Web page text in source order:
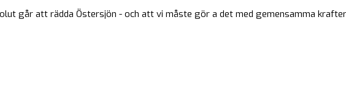
går att rädda Östersjön - och att vi måste gör a det med gemensamma